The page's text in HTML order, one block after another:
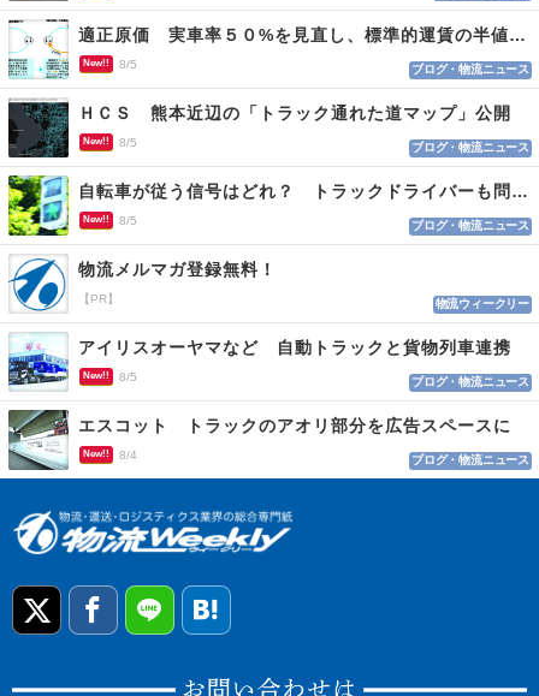
適正原価 実車率５０%を見直し、標準的運賃の半値の恐れも
New!! 8/5 ブログ・物流ニュース
ＨＣＳ 熊本近辺の「トラック通れた道マップ」公開
New!! 8/5 ブログ・物流ニュース
自転車が従う信号はどれ？ トラックドライバーも問われる認識
New!! 8/5 ブログ・物流ニュース
物流メルマガ登録無料！
【PR】 物流ウィークリー
アイリスオーヤマなど 自動トラックと貨物列車連携
New!! 8/5 ブログ・物流ニュース
エスコット トラックのアオリ部分を広告スペースに
New!! 8/4 ブログ・物流ニュース